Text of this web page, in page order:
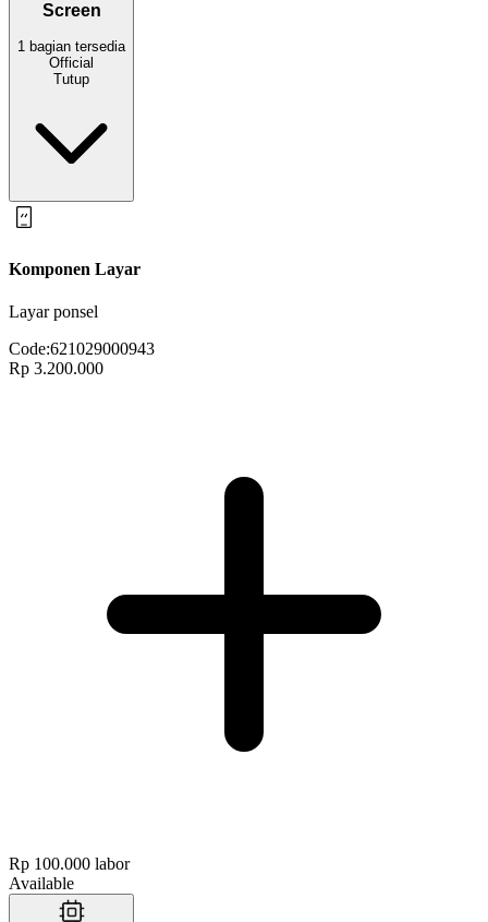
Screen
1 bagian tersedia
Official
Tutup
Komponen Layar
Layar ponsel
Code:621029000943
Rp 3.200.000
Rp 100.000 labor
Available